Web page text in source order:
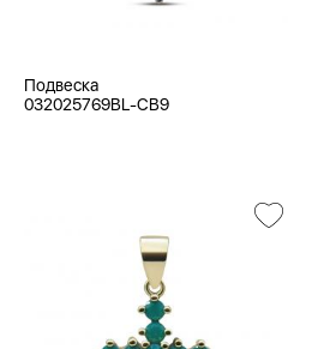
Подвеска
032025769BL-CB9